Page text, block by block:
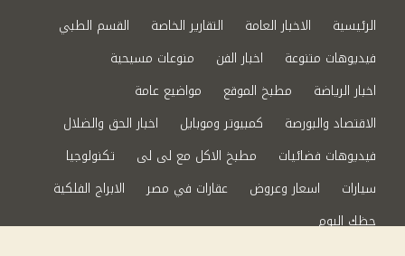
الرئيسية الاخبار العامة التقارير الخاصة
القسم الطبي
فيديوهات متنوعة
اخبار الفن
منوعات مسيحية
اخبار الرياضة
مطبخ الموقع
مواضيع عامة
الاقتصاد والبورصة
كمبيوتر وموبايل
اخبار الحق والضلال
فيديوهات فضائيات
مطبخ الاكل مع لى لى
تكنولوجيا
سيارات
اسعار وعروض عقارات في مصر
الابراج الفلكية
حظك اليوم